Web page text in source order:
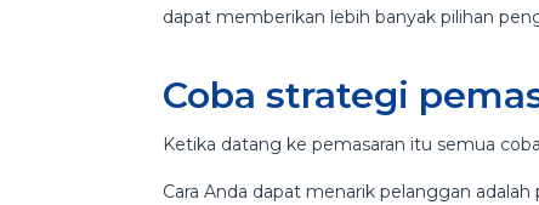
dapat memberikan lebih banyak pilihan
Coba strategi
Ketika datang ke pemasaran itu semua
Cara Anda dapat menarik pelanggan